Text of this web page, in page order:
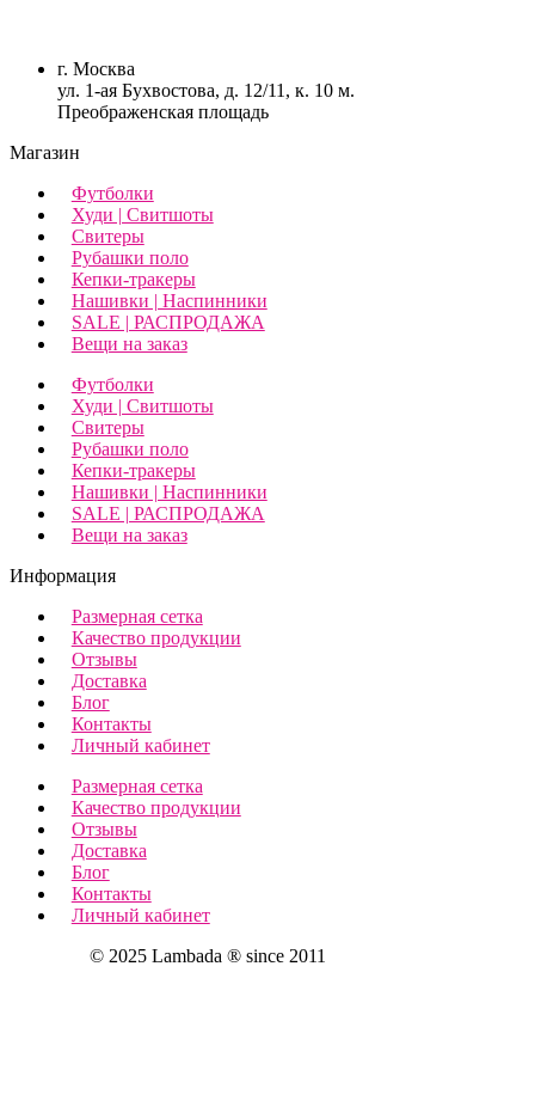
г. Москва
ул. 1-ая Бухвостова, д. 12/11, к. 10 м.
Преображенская площадь
Магазин
Футболки
Худи | Свитшоты
Свитеры
Рубашки поло
Кепки-тракеры
Нашивки | Наспинники
SALE | РАСПРОДАЖА
Вещи на заказ
Футболки
Худи | Свитшоты
Свитеры
Рубашки поло
Кепки-тракеры
Нашивки | Наспинники
SALE | РАСПРОДАЖА
Вещи на заказ
Информация
Размерная сетка
Качество продукции
Отзывы
Доставка
Блог
Контакты
Личный кабинет
Размерная сетка
Качество продукции
Отзывы
Доставка
Блог
Контакты
Личный кабинет
© 2025 Lambada ® since 2011